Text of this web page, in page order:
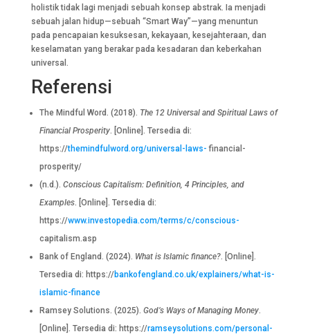
holistik tidak lagi menjadi sebuah konsep abstrak. Ia menjadi
sebuah jalan hidup—sebuah “Smart Way”—yang menuntun
pada pencapaian kesuksesan, kekayaan, kesejahteraan, dan
keselamatan yang berakar pada kesadaran dan keberkahan
universal.
Referensi
The Mindful Word. (2018). The 12 Universal and Spiritual Laws of
Financial Prosperity. [Online]. Tersedia di:
https://themindfulword.org/universal-laws- financial-
prosperity/
(n.d.). Conscious Capitalism: Definition, 4 Principles, and
Examples. [Online]. Tersedia di:
https://www.investopedia.com/terms/c/conscious-
capitalism.asp
Bank of England. (2024). What is Islamic finance?. [Online].
Tersedia di: https://bankofengland.co.uk/explainers/what-is-
islamic-finance
Ramsey Solutions. (2025). God’s Ways of Managing Money.
[Online]. Tersedia di: https://ramseysolutions.com/personal-